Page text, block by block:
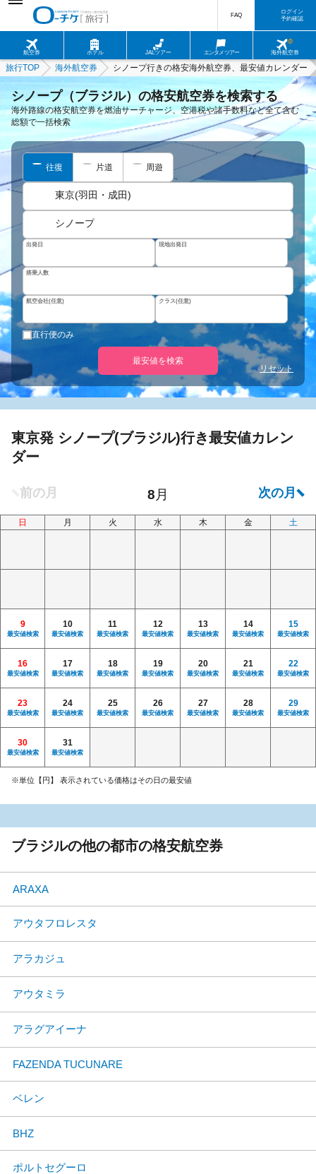
航空券 ホテル JALツアー エンタメツアー 海外航空券
FAQ
ログイン
予約確認
旅行TOP 海外航空券 シノープ行きの格安海外航空券、最安値カレンダー
シノープ（ブラジル）の格安航空券を検索する
海外路線の格安航空券を燃油サーチャージ、空港税や諸手数料など全て含む
総額で一括検索
往復 片道 周遊
東京(羽田・成田)
シノープ
出発日 現地出発日
搭乗人数
航空会社(任意) クラス(任意)
直行便のみ
最安値を検索
リセット
東京発 シノープ(ブラジル)行き最安値カレン
ダー
日 月 火 水 木 金 土
9
最安値検索
10
最安値検索
11
最安値検索
12
最安値検索
13
最安値検索
14
最安値検索
15
最安値検索
16
最安値検索
17
最安値検索
18
最安値検索
19
最安値検索
20
最安値検索
21
最安値検索
22
最安値検索
23
最安値検索
24
最安値検索
25
最安値検索
26
最安値検索
27
最安値検索
28
最安値検索
29
最安値検索
30
最安値検索
31
最安値検索
※単位【円】 表示されている価格はその日の最安値
ブラジルの他の都市の格安航空券
ARAXA
アウタフロレスタ
アラカジュ
アウタミラ
アラグアイーナ
FAZENDA TUCUNARE
ベレン
BHZ
ポルトセグーロ